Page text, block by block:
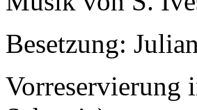
Besetzung:
Vorreservierung